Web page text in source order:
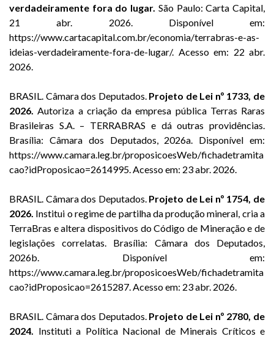
verdadeiramente fora do lugar. São Paulo: Carta Capital,
21 abr. 2026. Disponível em:
https://www.cartacapital.com.br/economia/terrabras-e-as-
ideias-verdadeiramente-fora-de-lugar/. Acesso em: 22 abr.
2026.
BRASIL. Câmara dos Deputados. Projeto de Lei nº 1733, de
2026.Autoriza a criação da empresa pública Terras Raras
Brasileiras S.A. – TERRABRAS e dá outras providências.
Brasília: Câmara dos Deputados, 2026a. Disponível em:
https://www.camara.leg.br/proposicoesWeb/fichadetramita
cao?idProposicao=2614995. Acesso em: 23 abr. 2026.
BRASIL. Câmara dos Deputados. Projeto de Lei nº 1754, de
2026. Institui o regime de partilha da produção mineral, cria a
TerraBras e altera dispositivos do Código de Mineração e de
legislações correlatas. Brasília: Câmara dos Deputados,
2026b. Disponível em:
https://www.camara.leg.br/proposicoesWeb/fichadetramita
cao?idProposicao=2615287. Acesso em: 23 abr. 2026.
BRASIL. Câmara dos Deputados. Projeto de Lei nº 2780, de
2024. Instituti a Política Nacional de Minerais Críticos e